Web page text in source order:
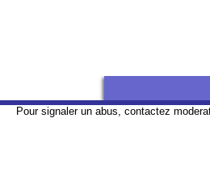
Pour signaler un abus, contactez